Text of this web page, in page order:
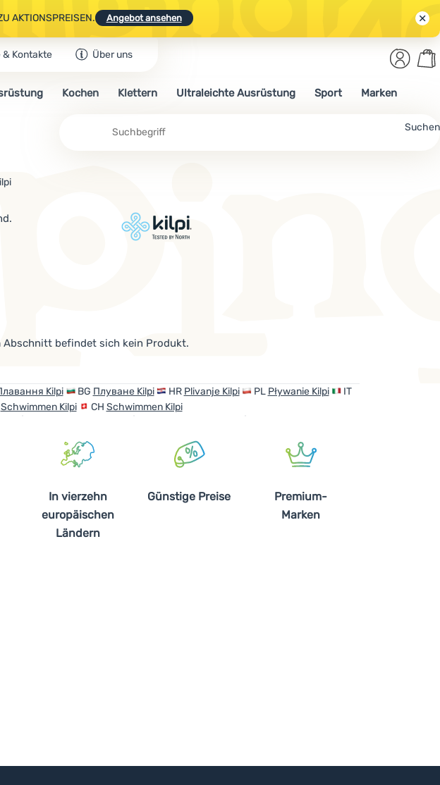
AKTIONSPREISEN. Angebot ansehen
CODE OUT10 NUTZEN.
AKTIONSPREISEN. Angebot ansehen
& Kontakte Über uns
Suchen
Anmelden
Kochen Klettern Ultraleichte Ausrüstung Sport Marken
Abschnitt befindet sich kein Produkt.
Kilpi BG Плуване Kilpi HR Plivanje Kilpi PL Pływanie Kilpi
IT
Schwimmen Kilpi CH Schwimmen Kilpi
In vierzehn
europäischen
Ländern
Günstige Preise
Premium-
Marken